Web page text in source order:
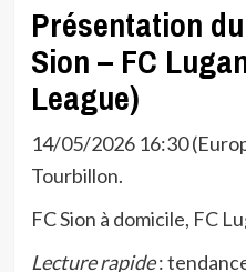
Présentation
Sion – FC
League)
14/05/2026 16:30
Tourbillon.
FC Sion à domicile, FC
Lecture rapide: